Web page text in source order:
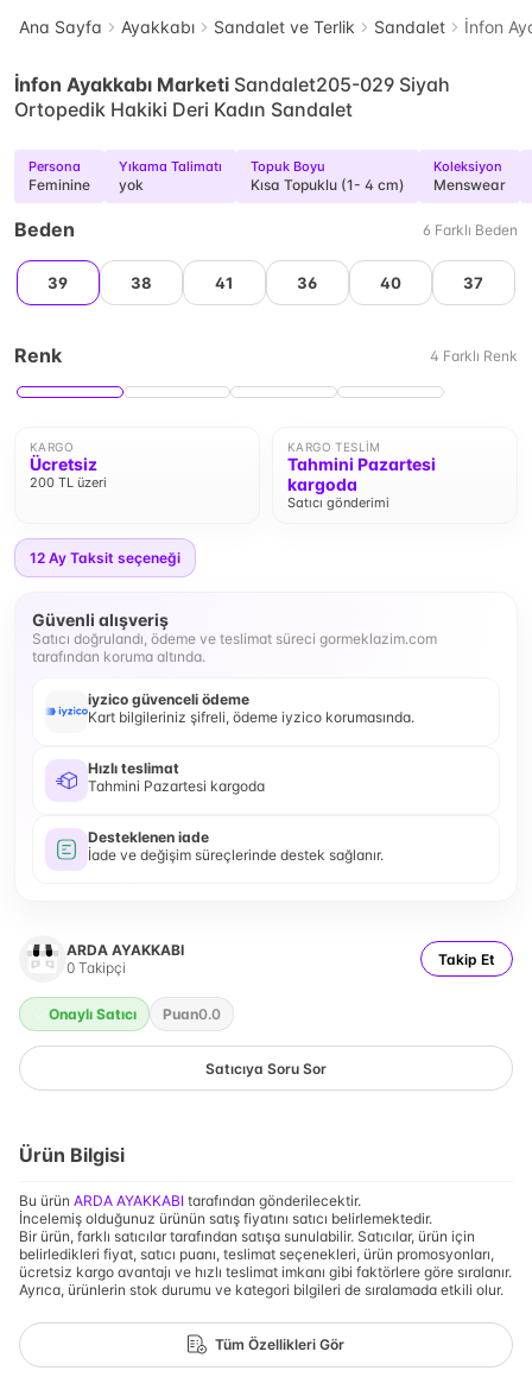
Ana Sayfa Ayakkabı Sandalet ve Terlik Sandalet İnfon
İnfon Ayakkabı Marketi Sandalet205-029 Siyah
Ortopedik Hakiki Deri Kadın Sandalet
Persona
Feminine
Yıkama Talimatı
yok
Topuk Boyu
Kısa Topuklu (1- 4 cm)
Koleksiyon
Menswear
Beden 6 Farklı Beden
39 38 41 36 40 37
Renk 4 Farklı Renk
KARGO
Ücretsiz
200 TL üzeri
KARGO TESLIM
Tahmini Pazartesi
kargoda
Satıcı gönderimi
12 Ay Taksit seçeneği
Güvenli alışveriş
Satıcı doğrulandı, ödeme ve teslimat süreci gormeklazim.com
tarafından koruma altında.
iyzico güvenceli ödeme
Kart bilgileriniz şifreli, ödeme iyzico korumasında.
Hızlı teslimat
Tahmini Pazartesi kargoda
Desteklenen iade
İade ve değişim süreçlerinde destek sağlanır.
ARDA AYAKKABI
0 Takipçi Takip Et
Onaylı Satıcı Puan0.0
Satıcıya Soru Sor
Ürün Bilgisi
Bu ürün ARDA AYAKKABI tarafından gönderilecektir.
İncelemiş olduğunuz ürünün satış fiyatını satıcı belirlemektedir.
Bir ürün, farklı satıcılar tarafından satışa sunulabilir. Satıcılar, ürün için
belirledikleri fiyat, satıcı puanı, teslimat seçenekleri, ürün promosyonları,
ücretsiz kargo avantajı ve hızlı teslimat imkanı gibi faktörlere göre sıralanır.
Ayrıca, ürünlerin stok durumu ve kategori bilgileri de sıralamada etkili olur.
Tüm Özellikleri Gör